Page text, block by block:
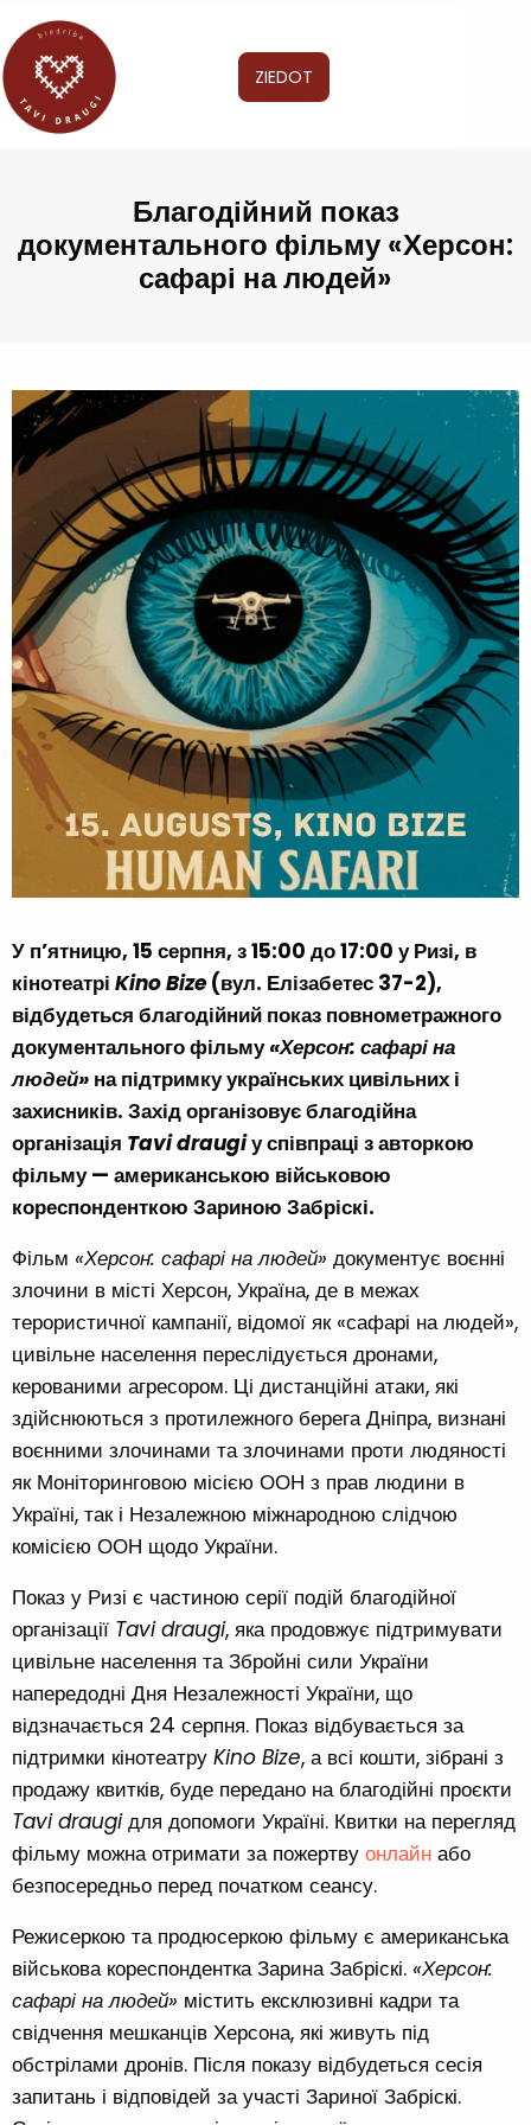
ZIEDOT
Благодійний показ
документального фільму «Херсон:
сафарі на людей»
У п’ятницю, 15 серпня, з 15:00 до 17:00 у Ризі, в
кінотеатрі Kino Bize (вул. Елізабетес 37-2),
відбудеться благодійний показ повнометражного
документального фільму«Херсон: сафарі на
людей» на підтримку українських цивільних і
захисників. Захід організовує благодійна
організація Tavi draugiу співпраці з авторкою
фільму — американською військовою
кореспонденткою Зариною Забріскі.
Фільм «Херсон: сафарі на людей» документує воєнні
злочини в місті Херсон, Україна, де в межах
терористичної кампанії, відомої як «сафарі на людей»,
цивільне населення переслідується дронами,
керованими агресором. Ці дистанційні атаки, які
здійснюються з протилежного берега Дніпра, визнані
воєнними злочинами та злочинами проти людяності
як Моніторинговою місією ООН з прав людини в
Україні, так і Незалежною міжнародною слідчою
комісією ООН щодо України.
Показ у Ризі є частиною серії подій благодійної
організації Tavi draugi, яка продовжує підтримувати
цивільне населення та Збройні сили України
напередодні Дня Незалежності України, що
відзначається 24 серпня. Показ відбувається за
підтримки кінотеатру Kino Bize, а всі кошти, зібрані з
продажу квитків, буде передано на благодійні проєкти
Tavi draugiдля допомоги Україні. Квитки на перегляд
фільму можна отримати за пожертву онлайн або
безпосередньо перед початком сеансу.
Режисеркою та продюсеркою фільму є американська
військова кореспондентка Зарина Забріскі. «Херсон:
сафарі на людей» містить ексклюзивні кадри та
свідчення мешканців Херсона, які живуть під
обстрілами дронів. Після показу відбудеться сесія
запитань і відповідей за участі Зариної Забріскі.